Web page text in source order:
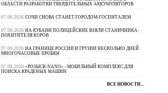
ОБЛАСТИ РАЗРАБОТКИ ТВЕРДОТЕЛЬНЫХ АККУМУЛЯТОРОВ
07.08.2026 СОЧИ СНОВА СТАНЕТ ГОРОДОМ-ГОСПИТАЛЕМ
07.08.2026 НА КУБАНИ ПОЛИЦЕЙСКИЕ ВЗЯЛИ СТАНИЧНИКА-
ПОХИТИТЕЛЯ КОРОВ
07.08.2026 НА ГРАНИЦЕ РОССИИ И ГРУЗИИ НЕСКОЛЬКО ДНЕЙ
МНОГОЧАСОВЫЕ ПРОБКИ
07.08.2026 «РОЗЫСК-NANO» - МОБИЛЬНЫЙ КОМПЛЕКС ДЛЯ
ПОИСКА КРАДЕНЫХ МАШИН
ВСЕ НОВОСТИ...